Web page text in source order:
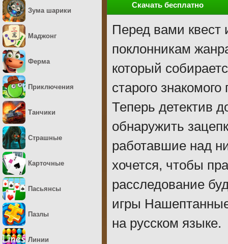
Скачать бесплатно
Перед вами квест
поклонникам
который
старого
Теперь детектив
обнаружить
работавшие над
хочется, чтобы
расследование
игры
на русском языке.
Зума шарики
Маджонг
Ферма
Приключения
Танчики
Страшные
Карточные
Пасьянсы
Пазлы
Линии